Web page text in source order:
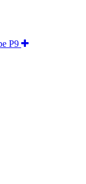
P9